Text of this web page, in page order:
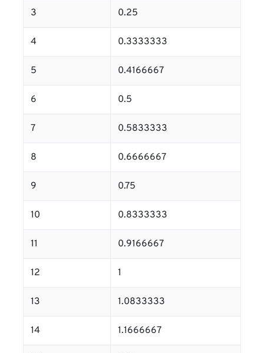
3 0.25
4 0.3333333
5 0.4166667
6 0.5
7 0.5833333
8 0.6666667
9 0.75
10 0.8333333
11 0.9166667
12 1
13 1.0833333
14 1.1666667